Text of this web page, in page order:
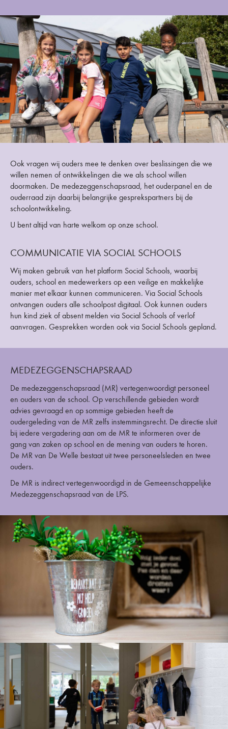
Ook vragen wij ouders mee te denken over beslissingen die we
willen nemen of ontwikkelingen die we als school willen
doormaken. De medezeggenschapsraad, het ouderpanel en de
ouderraad zijn daarbij belangrijke gesprekspartners bij de
schoolontwikkeling.
U bent altijd van harte welkom op onze school.
COMMUNICATIE VIA SOCIAL SCHOOLS
Wij maken gebruik van het platform Social Schools, waarbij
ouders, school en medewerkers op een veilige en makkelijke
manier met elkaar kunnen communiceren. Via Social Schools
ontvangen ouders alle schoolpost digitaal. Ook kunnen ouders
hun kind ziek of absent melden via Social Schools of verlof
aanvragen. Gesprekken worden ook via Social Schools gepland.
MEDEZEGGENSCHAPSRAAD
De medezeggenschapsraad (MR) vertegenwoordigt personeel
en ouders van de school. Op verschillende gebieden wordt
advies gevraagd en op sommige gebieden heeft de
oudergeleding van de MR zelfs instemmingsrecht. De directie sluit
bij iedere vergadering aan om de MR te informeren over de
gang van zaken op school en de mening van ouders te horen.
De MR van De Welle bestaat uit twee personeelsleden en twee
ouders.
De MR is indirect vertegenwoordigd in de Gemeenschappelijke
Medezeggenschapsraad van de LPS.